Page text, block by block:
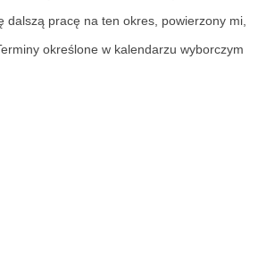
pracę na ten okres, powierzony mi,
określone w kalendarzu wyborczym